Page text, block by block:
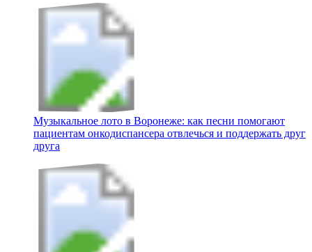
Музыкальное лото в Воронеже: как песни помогают
пациентам онкодиспансера отвлечься и поддержать друг
друга